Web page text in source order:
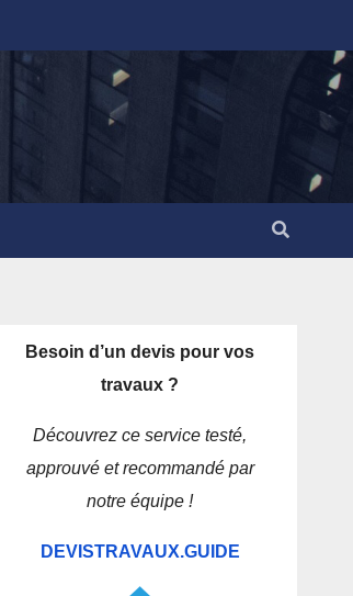
Besoin d’un devis pour vos
travaux ?
Découvrez ce service testé,
approuvé et recommandé par
notre équipe !
DEVISTRAVAUX.GUIDE